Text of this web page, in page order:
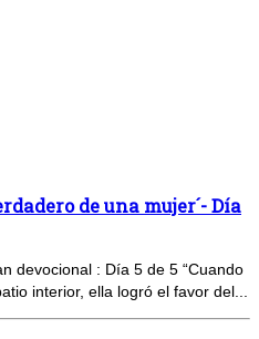
de una mujer´- Día
devocional : Día 5 de 5 “Cuando
interior, ella logró el favor del...